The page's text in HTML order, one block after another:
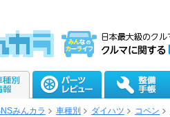
みんカラ 車種別 ダイハツ コペン